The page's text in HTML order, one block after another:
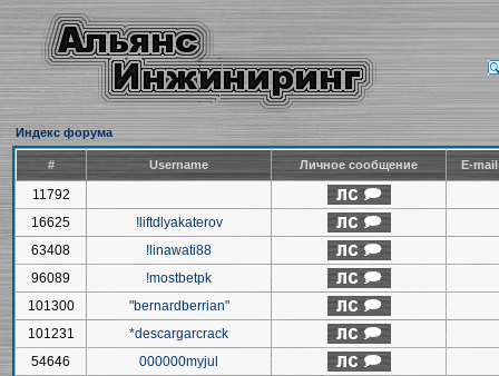
Индекс форума
# Username Личное сообщение E-
11792
16625
!liftdlyakaterov
63408
!linawati88
96089
!mostbetpk
101300
"bernardberrian"
101231
*descargarcrack
54646
000000myjul